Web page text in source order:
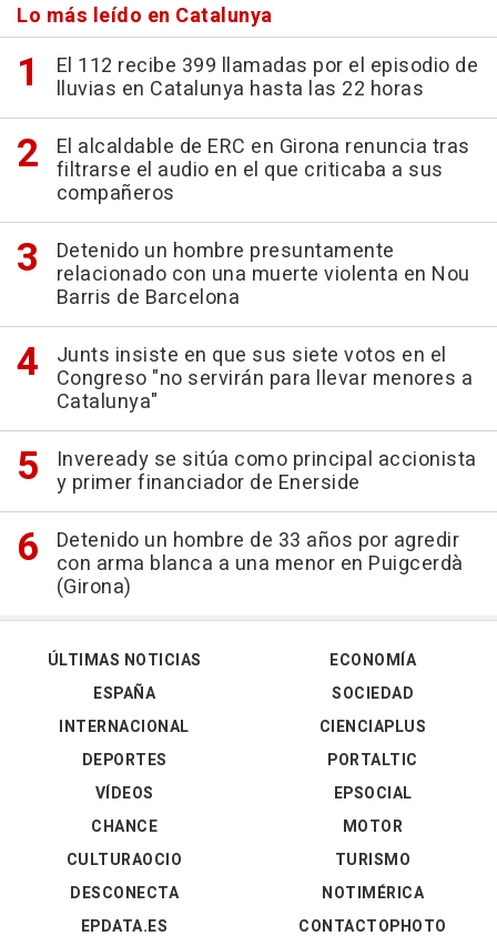
Lo más leído en Catalunya
El 112 recibe 399 llamadas por el episodio de
lluvias en Catalunya hasta las 22 horas
El alcaldable de ERC en Girona renuncia tras
filtrarse el audio en el que criticaba a sus
compañeros
Detenido un hombre presuntamente
relacionado con una muerte violenta en Nou
Barris de Barcelona
Junts insiste en que sus siete votos en el
Congreso "no servirán para llevar menores a
Catalunya"
Inveready se sitúa como principal accionista
y primer financiador de Enerside
Detenido un hombre de 33 años por agredir
con arma blanca a una menor en Puigcerdà
(Girona)
ÚLTIMAS NOTICIAS
ESPAÑA
INTERNACIONAL
DEPORTES
VÍDEOS
ECONOMÍA
SOCIEDAD
CIENCIAPLUS
PORTALTIC
EPSOCIAL
CHANCE
CULTURAOCIO
DESCONECTA
EPDATA.ES
MOTOR
TURISMO
NOTIMÉRICA
CONTACTOPHOTO